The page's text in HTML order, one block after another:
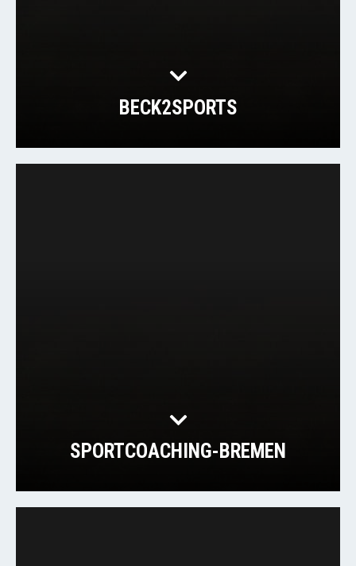
BECK2SPORTS
SPORTCOACHING-BREMEN